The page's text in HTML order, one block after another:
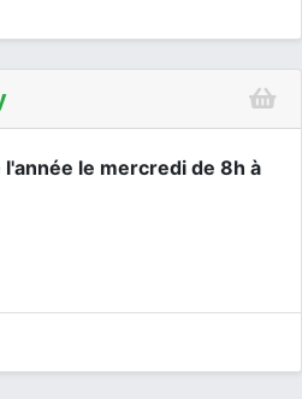
le mercredi de 8h à